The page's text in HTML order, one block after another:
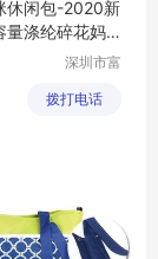
休闲包-2020新
量涤纶碎花妈
待产包
深圳市富
限公司
拨打电话